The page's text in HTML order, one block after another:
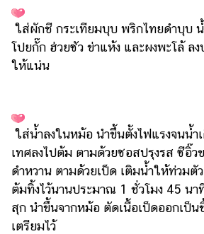
ใส่ผักชี กระเทียมบุบ พริกไทยดำบุบ
โปยกั๊ก ฮ่วยซัว ข่าแห้ง และผงพะโล้ ล
ให้แน่น
ใส่น้ำลงในหม้อ นำขึ้นตั้งไฟแรงจนน้ำ
เทศลงไปต้ม ตามด้วยซอสปรุงรส ซีอิ๊ว
ดำหวาน ตามด้วยเป็ด เติมน้ำให้ท่วมตั
ต้มทิ้งไว้นานประมาณ 1 ชั่วโมง 45 นา
สุก นำขึ้นจากหม้อ ตัดเนื้อเป็ดออกเป็
เตรียมไว้